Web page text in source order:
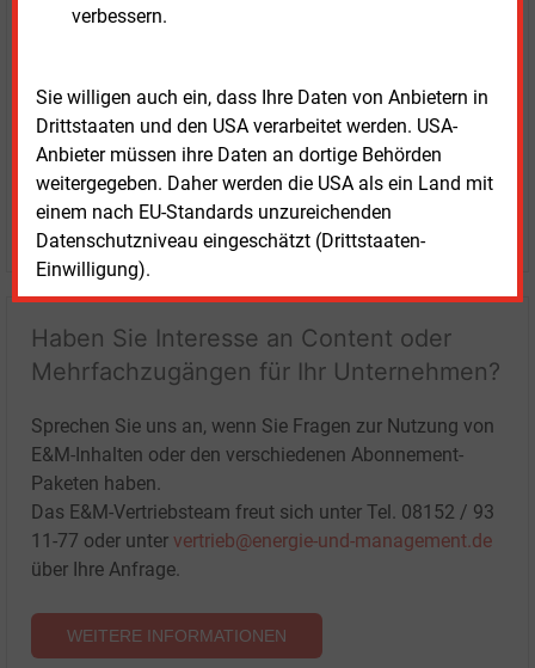
verbessern.
Sie willigen auch ein, dass Ihre Daten von Anbietern in
Drittstaaten und den USA verarbeitet werden. USA-
Anbieter müssen ihre Daten an dortige Behörden
weitergegeben. Daher werden die USA als ein Land mit
einem nach EU-Standards unzureichenden
Datenschutzniveau eingeschätzt (Drittstaaten-
Einwilligung).
LOGIN
Haben Sie Interesse an Content oder
Mehrfachzugängen für Ihr Unternehmen?
Sprechen Sie uns an, wenn Sie Fragen zur Nutzung von
E&M-Inhalten oder den verschiedenen Abonnement-
Paketen haben.
Das E&M-Vertriebsteam freut sich unter Tel. 08152 / 93
11-77 oder unter vertrieb@energie-und-management.de
über Ihre Anfrage.
WEITERE INFORMATIONEN